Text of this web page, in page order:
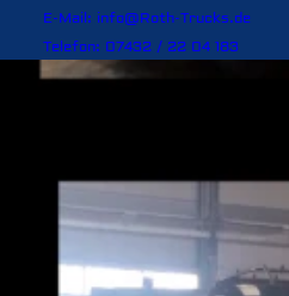
E-Mail: info@Roth-Trucks.de
Telefon: 07432 / 22 04 183